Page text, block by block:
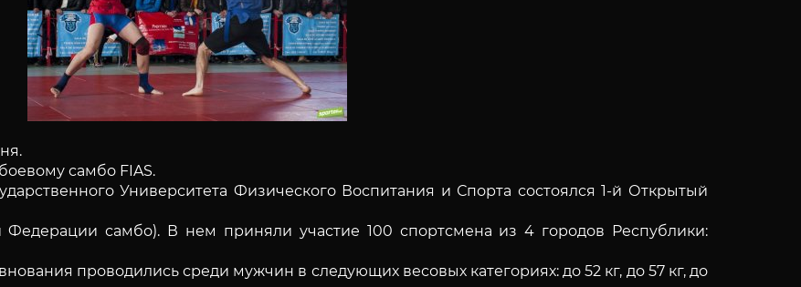
самбо FIAS.
Университета Физического Воспитания и Спорта состоялся 1-й Открытый
самбо). В нем приняли участие 100 спортсмена из 4 городов Республики:
проводились среди мужчин в следующих весовых категориях: до 52 кг, до 57 кг, до